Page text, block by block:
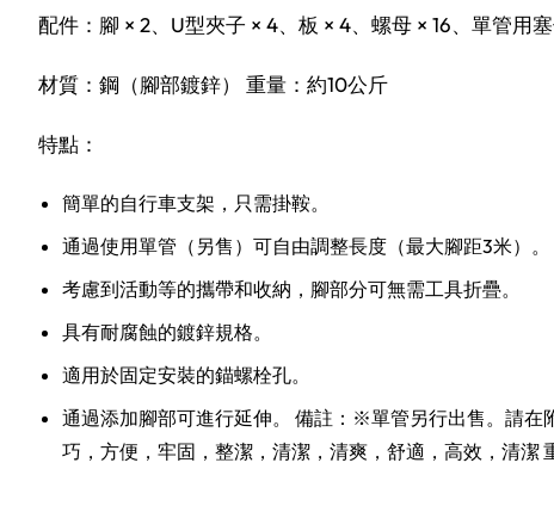
配件：腳 × 2、U型夾子 × 4、板 × 4、螺母 × 16、單管用
材質：鋼（腳部鍍鋅） 重量：約10公斤
特點：
簡單的自行車支架，只需掛鞍。
通過使用單管（另售）可自由調整長度（最大腳距3米）。
考慮到活動等的攜帶和收納，腳部分可無需工具折疊。
具有耐腐蝕的鍍鋅規格。
適用於固定安裝的錨螺栓孔。
通過添加腳部可進行延伸。 備註：※單管另行出售。請
巧，方便，牢固，整潔，清潔，清爽，舒適，高效，清潔